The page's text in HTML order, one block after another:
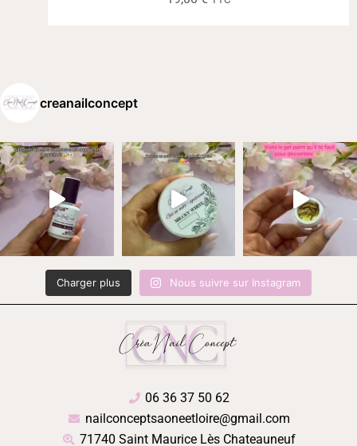
creanailconcept
Charger plus Nous suivre sur Instagram
06 36 37 50 62
nailconceptsaoneetloire@gmail.com
71740 Saint Maurice Lès Chateauneuf